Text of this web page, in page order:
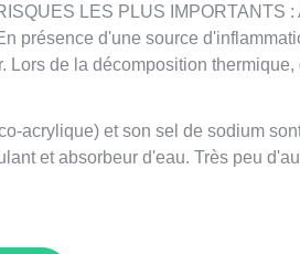
LES PLUS IMPORTANTS
présence d'une source
Lors de la décomposition
acrylique) et son sel de sodium
et absorbeur d'eau. Très peu